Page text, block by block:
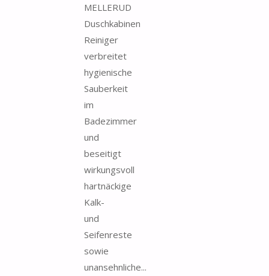
MELLERUD
Duschkabinen
Reiniger
verbreitet
hygienische
Sauberkeit
im
Badezimmer
und
beseitigt
wirkungsvoll
hartnäckige
Kalk-
und
Seifenreste
sowie
unansehnliche...